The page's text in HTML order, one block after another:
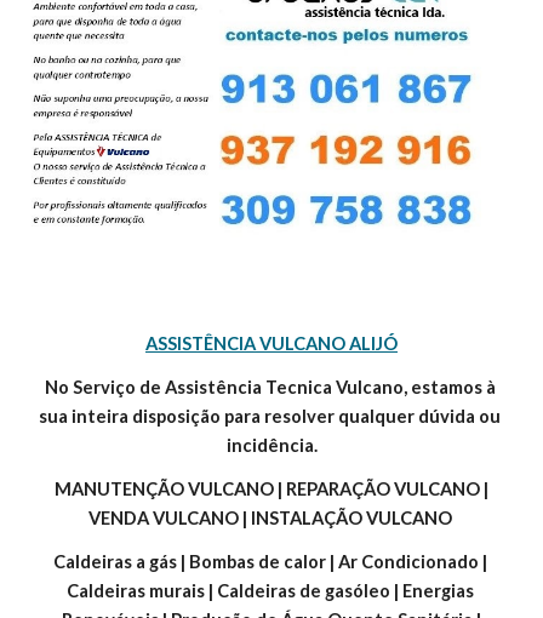
ASSISTÊNCIA VULCANO ALIJÓ
No Serviço de Assistência Tecnica Vulcano, estamos à
sua inteira disposição para resolver qualquer dúvida ou
incidência.
VENDA VULCANO | INSTALAÇÃO VULCANO
Caldeiras a gás | Bombas de calor | Ar Condicionado |
Caldeiras murais | Caldeiras de gasóleo | Energias